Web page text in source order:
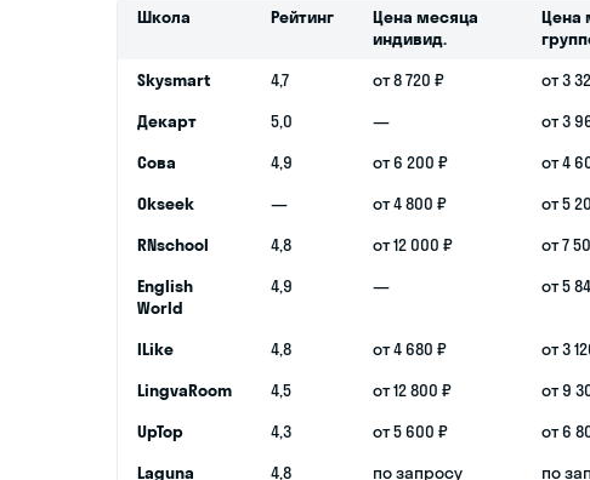
Школа Рейтинг
Цена месяца
индивид.
Цена
Skysmart 4,7 от 8 720 ₽ от 3
Декарт
5,0 — от 3
Сова
4,9 от 6 200 ₽ от 4
Okseek
— от 4 800 ₽ от 5
RNschool
4,8 от 12 000 ₽ от 7
English
World
4,9 — от 5
ILike 4,8 от 4 680 ₽ от 3
LingvaRoom
4,5 от 12 800 ₽ от 9
UpTop
4,3 от 5 600 ₽ от 6
Laguna
4,8 по запросу по